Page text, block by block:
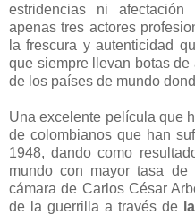
estridencias ni
apenas tres actores
la frescura y autenticidad
que siempre llevan botas
de los países de mundo
Una excelente película que
de colombianos que han
1948, dando como
mundo con mayor tasa de
cámara de Carlos César
de la guerrilla a través de